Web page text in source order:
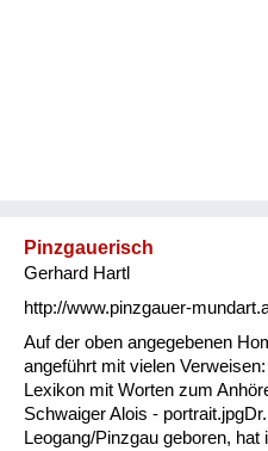
Pinzgauerisch
Gerhard Hartl
http://www.pinzgauer-
Auf der oben angegebenen
angeführt mit vielen
Lexikon mit Worten zum
Schwaiger Alois -
Leogang/Pinzgau geboren,